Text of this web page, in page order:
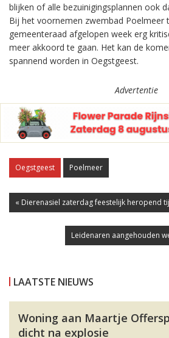
blijken of alle bezuinigingsplannen ook
Bij het voornemen zwembad Poelmeer
gemeenteraad afgelopen week erg
meer akkoord te gaan. Het kan de
spannend worden in Oegstgeest.
Advertentie
Oegstgeest Poelmeer
« Dierenasiel zaterdag feestelijk heropend
Leidenaren aangehouden
LAATSTE NIEUWS
Woning aan Maartje
dicht na explosie